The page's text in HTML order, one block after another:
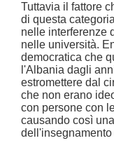
Tuttavia il fattore
di questa
nelle interferenze
nelle università.
democratica che
l'Albania dagli
estromettere dal
che non erano
con persone con
causando così
dell'insegnamento